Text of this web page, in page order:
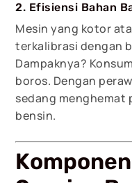
2. Efisiensi Bahan
Mesin yang kotor
terkalibrasi dengan
Dampaknya?
boros. Dengan
sedang menghemat
bensin.